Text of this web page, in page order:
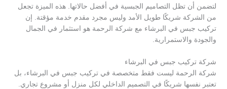
لتضمن أن تظل التصاميم الجبسية في أفضل حالاتها. هذه الميزة تجعل
من الشركة شريكًا طويل الأمد وليس مجرد مقدم خدمة مؤقتة. إن
تركيب جبس في البرشاء مع شركة الرحمة هو استثمار في الجمال
والجودة والاستمرارية.
شركة تركيب جبس في البرشاء
شركة الرحمة ليست فقط متخصصة في تركيب جبس في البرشاء، بل
تعتبر نفسها شريكًا في التصميم الداخلي لكل منزل أو مشروع تجاري.